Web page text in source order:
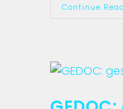
Continue